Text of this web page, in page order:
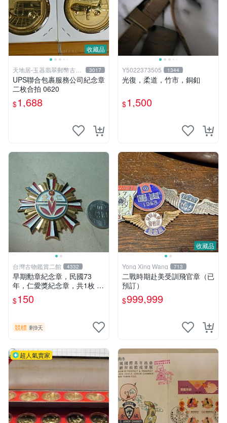
收藏品
天地居-玉器翡翠郵幣古玩
藝品
3017
UPS聯合包裹服務公司紀念章
二枚合拍 0620
$1,688
Y5022373505 1344
光復，柔道，竹市，銅釦
$1,500
台灣古物鑑賞二館 4332
早期勳章紀念章，民國73
年，仁愛獎紀念章，共1枚 大
顆
$150
競標 剩9天
收藏品
Yong Xing Wang 713
二戰時期赴美受訓飛官章（已
預訂）
$999,999
超人氣賣家